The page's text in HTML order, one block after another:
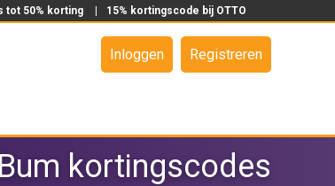
tot 50% korting 15% kortingscode bij OTTO
Inloggen Registreren
kortingscodes